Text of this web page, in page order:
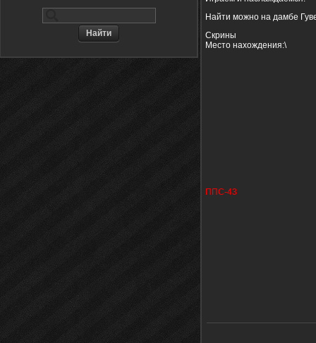
Найти можно на дамбе
Скрины
Место нахождения:\
ППС-43